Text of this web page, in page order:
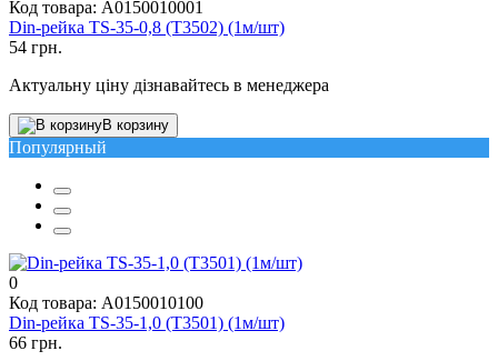
Код товара: A0150010001
Din-рейка TS-35-0,8 (T3502) (1м/шт)
54 грн.
Актуальну ціну дізнавайтесь в менеджера
В корзину
Популярный
0
Код товара: A0150010100
Din-рейка TS-35-1,0 (T3501) (1м/шт)
66 грн.